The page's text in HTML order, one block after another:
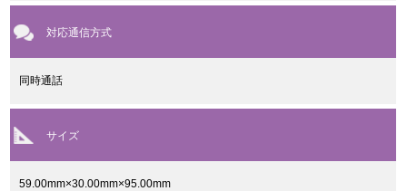
対応通信方式
同時通話
サイズ
59.00mm×30.00mm×95.00mm